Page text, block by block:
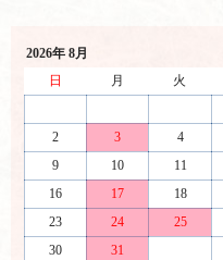
2026年 8月
日
月 火
2
3 4
9
10 11
16
17 18
23
24 25
30
31